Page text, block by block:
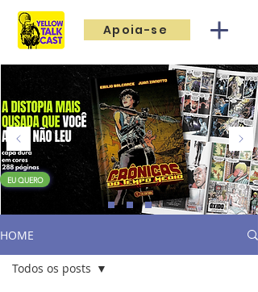
Apoia-se
EU QUERO
HOME
Todos os posts